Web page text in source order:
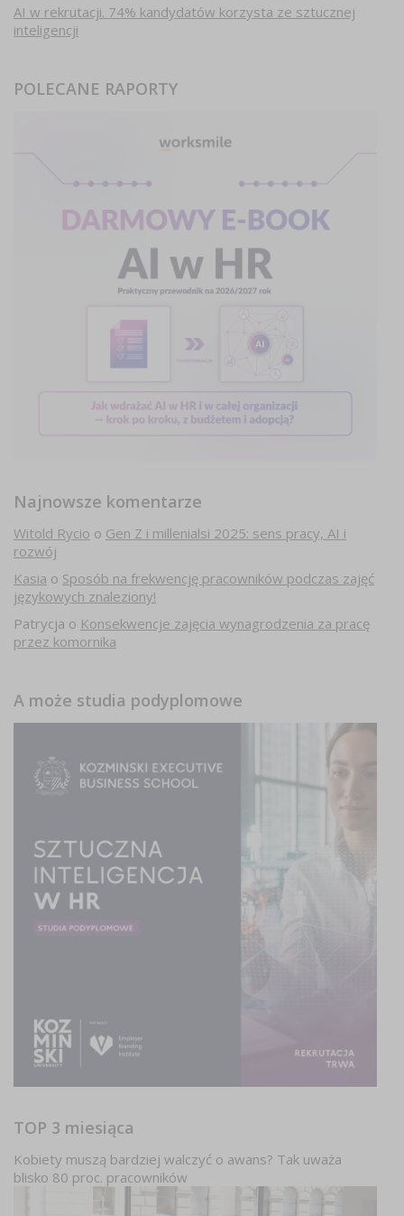
AI w rekrutacji. 74% kandydatów korzysta ze sztucznej
inteligencji
POLECANE RAPORTY
Najnowsze komentarze
Witold Rycio o Gen Z i millenialsi 2025: sens pracy, AI i
rozwój
Kasia o Sposób na frekwencję pracowników podczas zajęć
językowych znaleziony!
Patrycja o Konsekwencje zajęcia wynagrodzenia za pracę
przez komornika
A może studia podyplomowe
TOP 3 miesiąca
Kobiety muszą bardziej walczyć o awans? Tak uważa
blisko 80 proc. pracowników